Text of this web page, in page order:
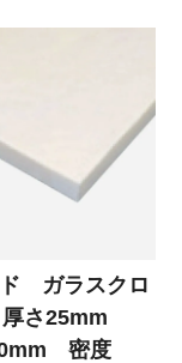
ガラスクロ
さ25mm
密度